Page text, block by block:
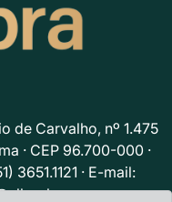
de Carvalho, nº 1.475
· CEP 96.700-000 ·
3651.1121 · E-mail: